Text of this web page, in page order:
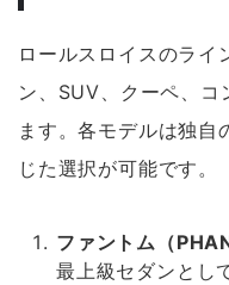
ロールスロイスのライ
ン、SUV、クーペ、
ます。各モデルは独自
じた選択が可能です。
ファントム（
最上級セダンとし